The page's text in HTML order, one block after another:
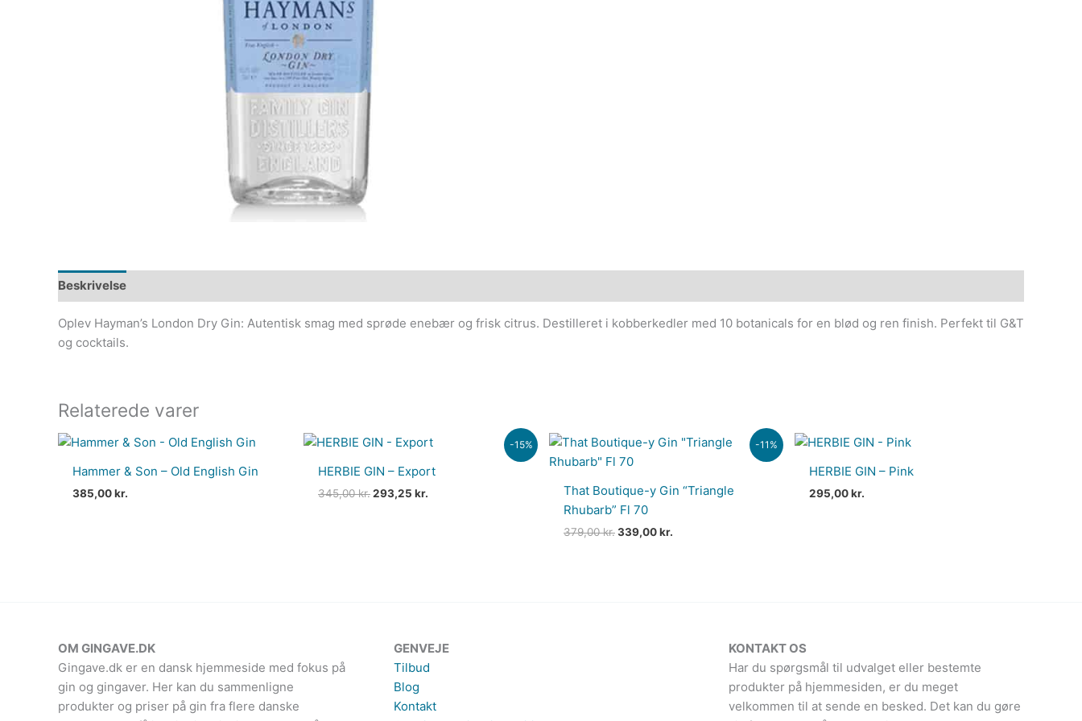
Beskrivelse
Oplev Hayman’s London Dry Gin: Autentisk smag med sprøde enebær og frisk citrus. Destilleret i kobberkedler med 10 botanicals for en blød og ren finish. Perfekt til G&T
og cocktails.
Relaterede varer
Hammer & Son – Old English Gin
385,00kr.
-15%
HERBIE GIN – Export
345,00kr.
Den
oprindelige
pris
var:
345,00 kr..
293,25 kr.
Den
pris
er:
-11%
That Boutique-y Gin “Triangle
Rhubarb” Fl 70
379,00kr.
Den
oprindelige
pris
379,00 kr..
339,00kr.
Den
339,00 kr..
HERBIE GIN – Pink
295,00kr.
OM GINGAVE.DK
Gingave.dk er en dansk hjemmeside med fokus på
gin og gingaver. Her kan du sammenligne
produkter og priser på gin fra flere danske
GENVEJE
Tilbud
Blog
Kontakt
KONTAKT OS
Har du spørgsmål til udvalget eller bestemte
produkter på hjemmesiden, er du meget
velkommen til at sende en besked. Det kan du gøre